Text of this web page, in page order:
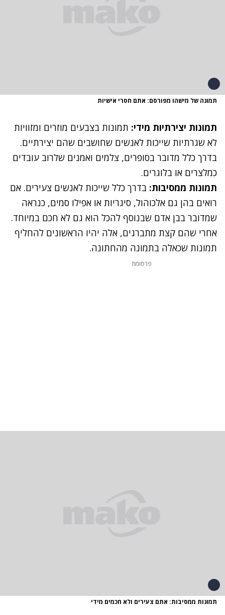
תמונה של מישהו מפורסם: אתם חסרי אישיות
תמונות יצירתיות מידי: תמונות בצבעים מוזרים ומזוויות
לא שגרתיות שייכות לאנשים שחושבים שהם יצירתיים.
בדרך כלל מדובר בסופרים, צלמים ואמנים שלרוב עובדים
כמלצרים או בלוגרים.
תמונות ממסיבות: בדרך כלל שייכות לאנשים צעירים. אם
רואים בהן גם אלכוהול, סיגריות או אפילו סמים, כנראה
שמדובר בבן אדם שבנוסף להכל הוא גם לא חכם במיוחד.
אחרי שהם קצת מתברגים, אלה יהיו הראשונים להחליף
תמונות שכאלה בתמונה מהחתונה.
פרסומת
תמונות ממסיבות: אתם צעירים ולא חכמים מידי